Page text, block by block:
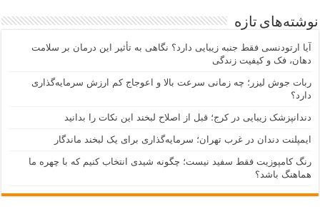
نوشته‌های تازه
آیا ارتودنسی فقط جنبه زیبایی دارد؟ نگاهی به تأثیر این درمان بر سلامت
دهان، فک و کیفیت زندگی
ربات جوش لیزر؛ چه زمانی سرعت بالا و اعوجاج کم ارزش سرمایه‌گذاری
دارد؟
دندانپزشک زیبایی در کرج؛ قبل از اصلاح لبخند این نکات را بدانید
ایمپلنت دندان در غرب تهران؛ سرمایه‌گذاری برای یک لبخند ماندگار
رنگ کامپوزیت فقط سفید نیست؛ چگونه شیدی انتخاب کنیم که با چهره ما
هماهنگ باشد؟